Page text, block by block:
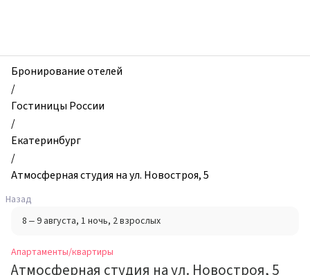
и
квартиры,
Атмосферная
студия
на
ул.
Новостроя,
5,
Екатеринбург,
Россия
Бронирование отелей
/
Гостиницы России
/
Екатеринбург
/
Атмосферная студия на ул. Новостроя, 5
Назад
8 – 9 августа, 1 ночь, 2 взрослых
Апартаменты/квартиры
Атмосферная студия на ул. Новостроя, 5